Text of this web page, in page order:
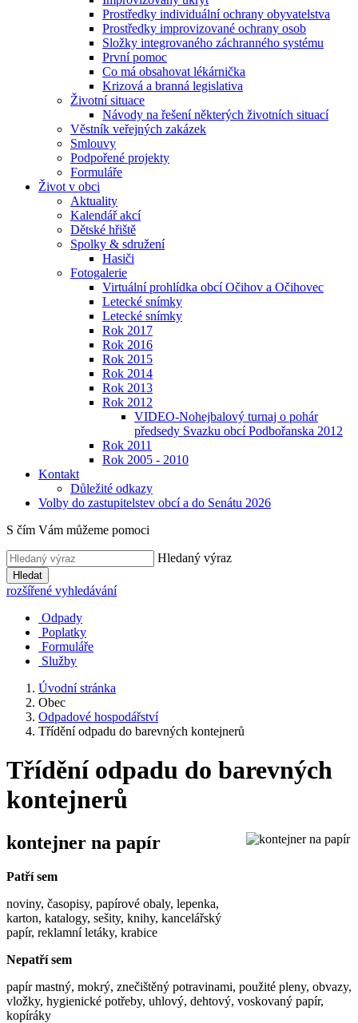
Prostředky individuální ochrany obyvatelstva
Prostředky improvizované ochrany osob
Složky integrovaného záchranného systému
První pomoc
Co má obsahovat lékárnička
Krizová a branná legislativa
Životní situace
Návody na řešení některých životních situací
Věstník veřejných zakázek
Smlouvy
Podpořené projekty
Formuláře
Život v obci
Aktuality
Kalendář akcí
Dětské hřiště
Spolky & sdružení
Hasiči
Fotogalerie
Virtuální prohlídka obcí Očihov a Očihovec
Letecké snímky
Letecké snímky
Rok 2017
Rok 2016
Rok 2015
Rok 2014
Rok 2013
Rok 2012
VIDEO-Nohejbalový turnaj o pohár
předsedy Svazku obcí Podbořanska 2012
Rok 2011
Rok 2005 - 2010
Kontakt
Důležité odkazy
Volby do zastupitelstev obcí a do Senátu 2026
S čím Vám můžeme pomoci
Hledaný výraz
Hledat
rozšířené vyhledávání
Odpady
Poplatky
Formuláře
Služby
Úvodní stránka
Obec
Odpadové hospodářství
Třídění odpadu do barevných kontejnerů
Třídění odpadu do barevných
kontejnerů
kontejner na papír
Patří sem
noviny, časopisy, papírové obaly, lepenka,
karton, katalogy, sešity, knihy, kancelářský
papír, reklamní letáky, krabice
Nepatří sem
papír mastný, mokrý, znečištěný potravinami, použité pleny, obvazy,
vložky, hygienické potřeby, uhlový, dehtový, voskovaný papír,
kopíráky